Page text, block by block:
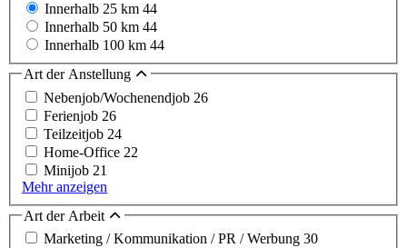
Innerhalb 25 km 44
Innerhalb 50 km 44
Innerhalb 100 km 44
Art der Anstellung
Nebenjob/Wochenendjob 26
Ferienjob 26
Teilzeitjob 24
Home-Office 22
Minijob 21
Mehr anzeigen
Art der Arbeit
Marketing / Kommunikation / PR / Werbung 30